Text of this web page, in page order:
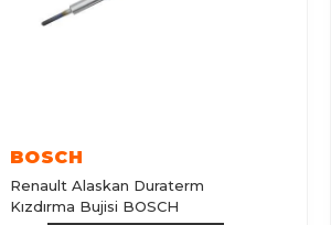
BOSCH
Renault Alaskan Duraterm
Kızdırma Bujisi BOSCH